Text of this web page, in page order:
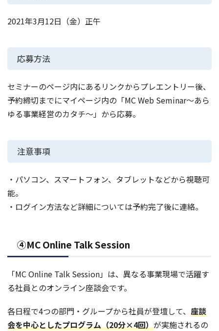
2021年3月12日（金）正午
応募方法
セミナーのページ内にあるリンクからプレエントリー後、
予約締切までにマイページ内の「MC Web Seminar～あら
ゆる事業経営のカタチ～」から応募。
注意事項
・パソコン、スマートフォン、タブレットなどから視聴可
能。
・ログイン方法など詳細については予約完了後に連絡。
④MC Online Talk Session
「MC Online Talk Session」は、異なる事業現場で活躍す
る社員とのオンライン座談会です。
各日程で4つの部門・グループから社員が登壇して、 座談
会を中心としたプログラム（20分×4回）が実施されるの